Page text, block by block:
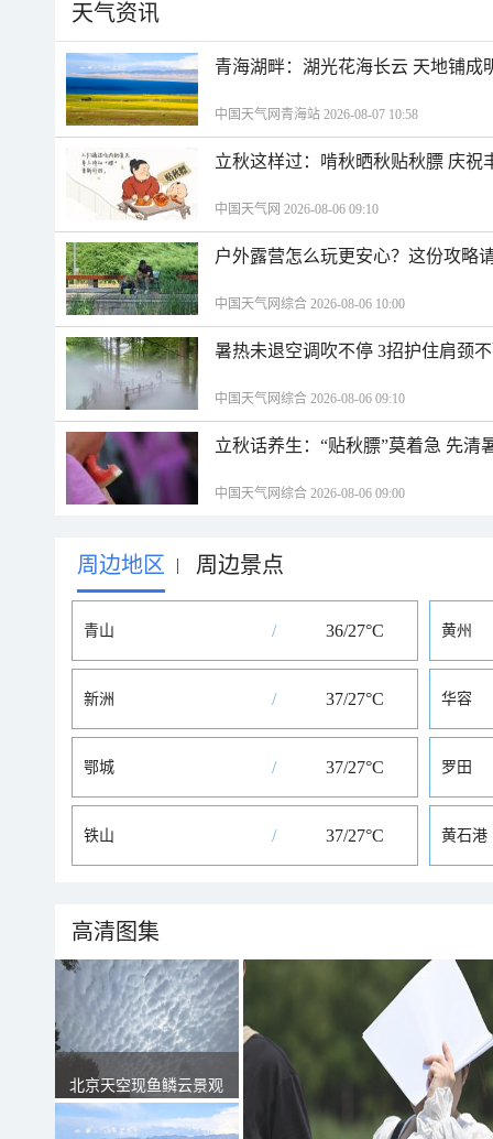
天气资讯
青海湖畔：湖光花海长云 天地铺成
中国天气网青海站 2026-08-07 10:58
立秋这样过：啃秋晒秋贴秋膘 庆祝
中国天气网 2026-08-06 09:10
户外露营怎么玩更安心？这份攻略
中国天气网综合 2026-08-06 10:00
暑热未退空调吹不停 3招护住肩颈
中国天气网综合 2026-08-06 09:10
立秋话养生：“贴秋膘”莫着急 先清
中国天气网综合 2026-08-06 09:00
周边地区 | 周边景点
青山 / 36/27°C 黄州
新洲 / 37/27°C 华容
鄂城 / 37/27°C 罗田
铁山 / 37/27°C 黄石港
高清图集
北京天空现鱼鳞云景观